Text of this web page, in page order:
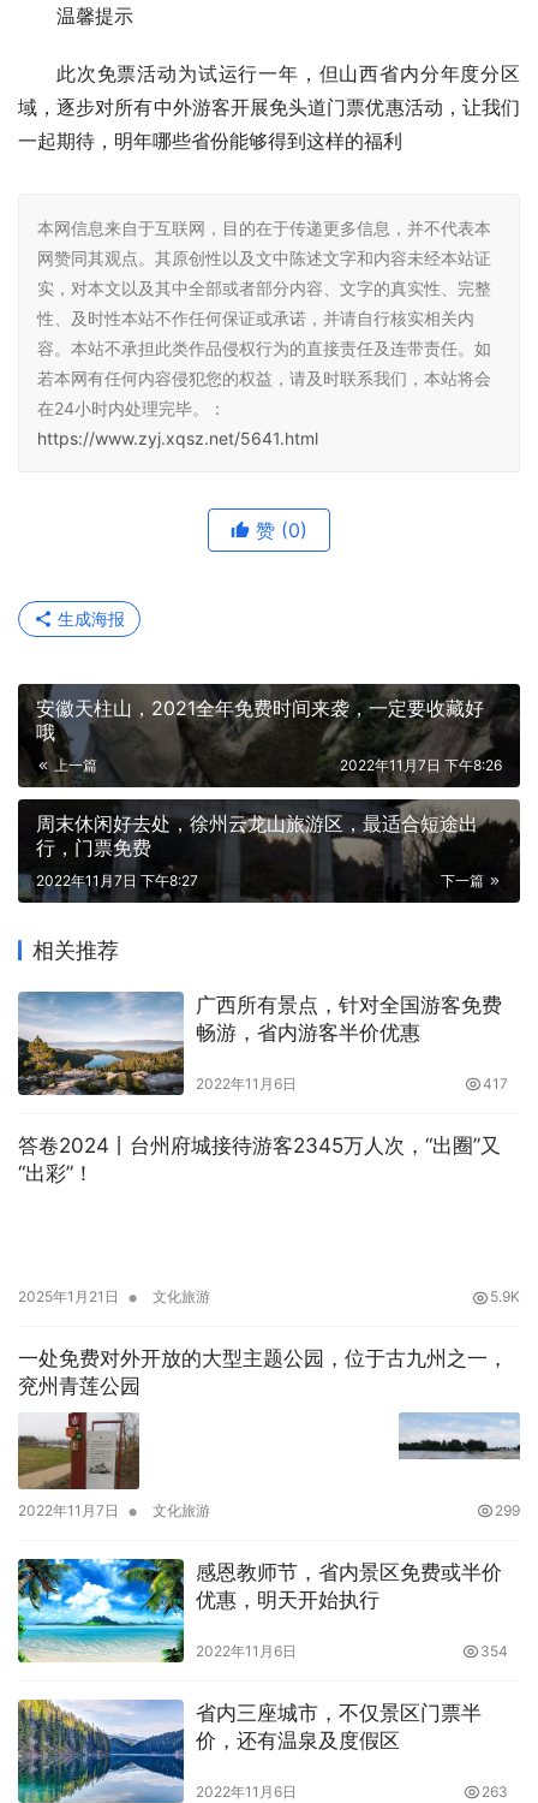
温馨提示
此次免票活动为试运行一年，但山西省内分年度分区
域，逐步对所有中外游客开展免头道门票优惠活动，让我们
一起期待，明年哪些省份能够得到这样的福利
本网信息来自于互联网，目的在于传递更多信息，并不代表本
网赞同其观点。其原创性以及文中陈述文字和内容未经本站证
实，对本文以及其中全部或者部分内容、文字的真实性、完整
性、及时性本站不作任何保证或承诺，并请自行核实相关内
容。本站不承担此类作品侵权行为的直接责任及连带责任。如
若本网有任何内容侵犯您的权益，请及时联系我们，本站将会
在24小时内处理完毕。：
https://www.zyj.xqsz.net/5641.html
赞 (0)
生成海报
安徽天柱山，2021全年免费时间来袭，一定要收藏好
哦
上一篇 2022年11月7日 下午8:26
周末休闲好去处，徐州云龙山旅游区，最适合短途出
行，门票免费
下一篇
2022年11月7日 下午8:27
相关推荐
广西所有景点，针对全国游客免费
畅游，省内游客半价优惠
2022年11月6日 417
答卷2024丨台州府城接待游客2345万人次，“出圈”又
“出彩”！
2025年1月21日 • 文化旅游 5.9K
一处免费对外开放的大型主题公园，位于古九州之一，
兖州青莲公园
2022年11月7日 • 文化旅游 299
感恩教师节，省内景区免费或半价
优惠，明天开始执行
2022年11月6日 354
省内三座城市，不仅景区门票半
价，还有温泉及度假区
2022年11月6日 263